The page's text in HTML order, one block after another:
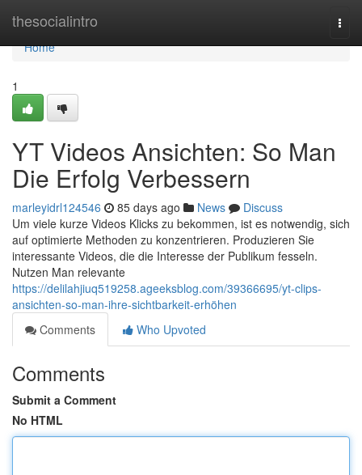
thesocialintro
Home
Home
1
YT Videos Ansichten: So Man
Die Erfolg Verbessern
marleyidrl124546 85 days ago News
Discuss
Um viele kurze Videos Klicks zu bekommen, ist es notwendig, sich
auf optimierte Methoden zu konzentrieren. Produzieren Sie
interessante Videos, die die Interesse der Publikum fesseln.
Nutzen Man relevante
https://delilahjiuq519258.ageeksblog.com/39366695/yt-clips-
ansichten-so-man-ihre-sichtbarkeit-erhöhen
Comments
Who Upvoted
Comments
Submit a Comment
No HTML